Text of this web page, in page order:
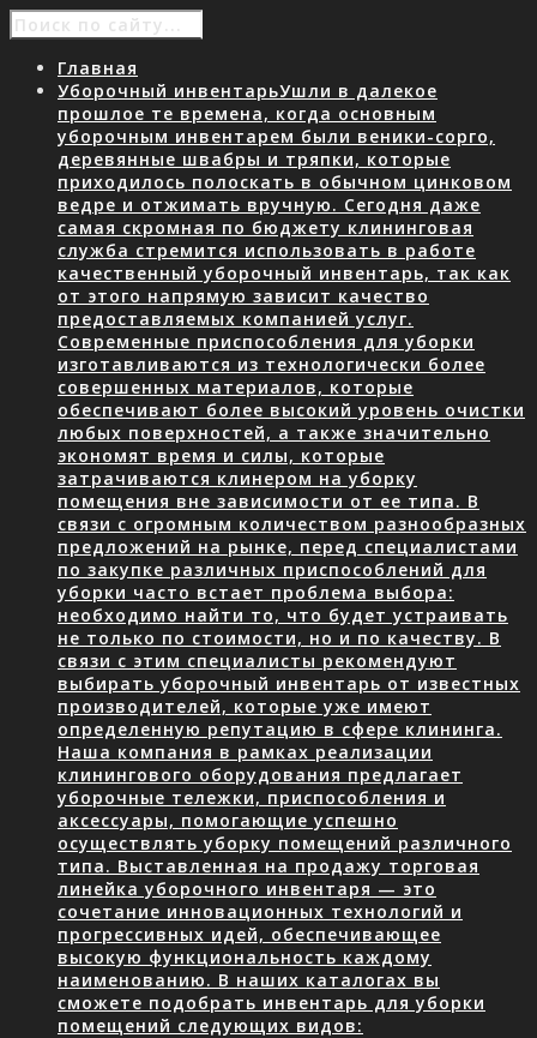
Главная
Уборочный инвентарьУшли в далекое
прошлое те времена, когда основным
уборочным инвентарем были веники-сорго,
деревянные швабры и тряпки, которые
приходилось полоскать в обычном цинковом
ведре и отжимать вручную. Сегодня даже
самая скромная по бюджету клининговая
служба стремится использовать в работе
качественный уборочный инвентарь, так как
от этого напрямую зависит качество
предоставляемых компанией услуг.
Современные приспособления для уборки
изготавливаются из технологически более
совершенных материалов, которые
обеспечивают более высокий уровень очистки
любых поверхностей, а также значительно
экономят время и силы, которые
затрачиваются клинером на уборку
помещения вне зависимости от ее типа. В
связи с огромным количеством разнообразных
предложений на рынке, перед специалистами
по закупке различных приспособлений для
уборки часто встает проблема выбора:
необходимо найти то, что будет устраивать
не только по стоимости, но и по качеству. В
связи с этим специалисты рекомендуют
выбирать уборочный инвентарь от известных
производителей, которые уже имеют
определенную репутацию в сфере клининга.
Наша компания в рамках реализации
клинингового оборудования предлагает
уборочные тележки, приспособления и
аксессуары, помогающие успешно
осуществлять уборку помещений различного
типа. Выставленная на продажу торговая
линейка уборочного инвентаря — это
сочетание инновационных технологий и
прогрессивных идей, обеспечивающее
высокую функциональность каждому
наименованию. В наших каталогах вы
сможете подобрать инвентарь для уборки
помещений следующих видов: